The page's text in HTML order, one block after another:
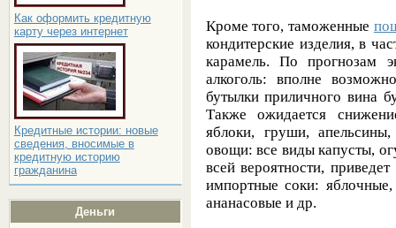
Как оформить кредитную
карту через интернет
Кредитные истории: новые
сведения, вносимые в
кредитную историю
гражданина
Деньги
Кроме того, таможенные
кондитерские изделия, в
карамель. По прогнозам
алкоголь: вполне
бутылки приличного вина
Также ожидается
яблоки, груши,
овощи: все виды капусты,
всей вероятности,
импортные соки:
ананасовые и др.